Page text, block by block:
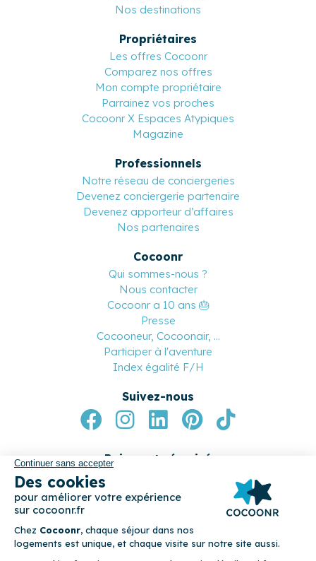
Voyageurs
Cocoonr Collection
Nos destinations
Propriétaires
Les offres Cocoonr
Comparez nos offres
Mon compte propriétaire
Cocoonr X Espaces Atypiques
Magazine
Professionnels
Notre réseau de conciergeries
Devenez apporteur d’affaires
Nos partenaires
Cocoonr
Qui sommes-nous ?
Nous contacter
Cocoonr a 10 ans 🎂
Presse
Participer à l'aventure
Index égalité F/H
Paiement sécurisé